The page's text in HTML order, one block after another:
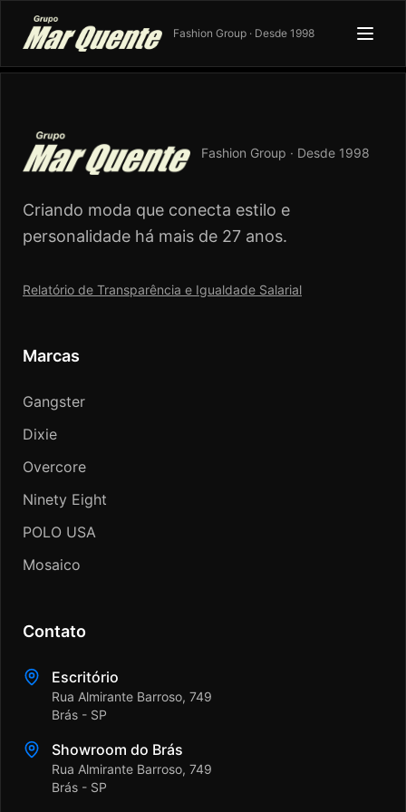
Fashion Group · Desde 1998
Fashion Group · Desde 1998
Criando moda que conecta estilo e
personalidade há mais de 27 anos.
Relatório de Transparência e Igualdade Salarial
Marcas
Gangster
Dixie
Overcore
Ninety Eight
POLO USA
Mosaico
Contato
Escritório
Rua Almirante Barroso, 749
Brás - SP
Showroom do Brás
Rua Almirante Barroso, 749
Brás - SP